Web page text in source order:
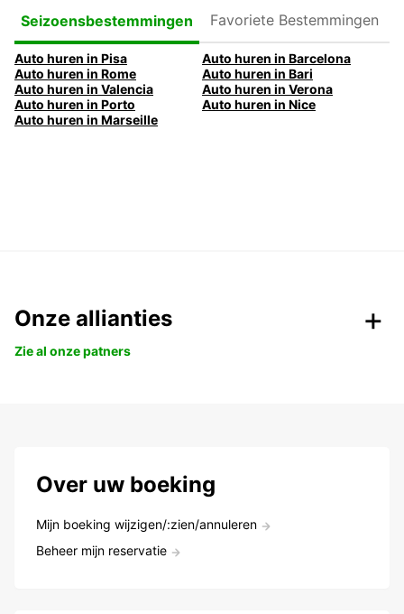
Seizoensbestemmingen
Bestemmingen
Auto huren in Pisa
Auto huren in Barcelona
Auto huren in Rome
Auto huren in Bari
Auto huren in Valencia
Auto huren in Verona
Auto huren in Porto
Auto huren in Nice
Auto huren in Marseille
Onze allianties
Zie al onze patners
Over uw boeking
Mijn boeking wijzigen/:zien/annuleren
Beheer mijn reservatie